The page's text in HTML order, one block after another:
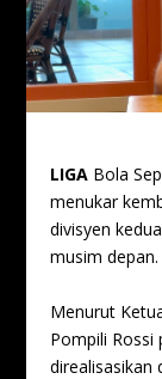
LIGA Bola
menukar
divisyen
musim depan.
Menurut
Pompili Rossi
direalisasikan